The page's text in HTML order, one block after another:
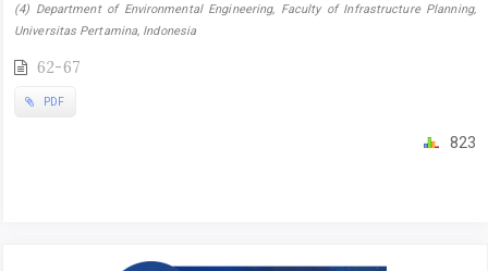
(4) Department of Environmental Engineering, Faculty of Infrastructure Planning,
Universitas Pertamina, Indonesia
62-67
PDF
823